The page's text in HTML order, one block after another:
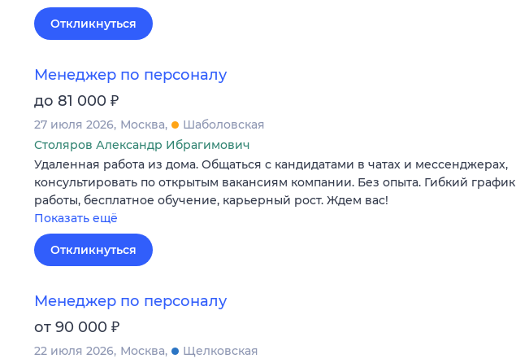
Откликнуться
Менеджер по персоналу
до 81 000 ₽
27 июля 2026 Москва
Шаболовская
Столяров Александр Ибрагимович
Удаленная работа из дома. Общаться с кандидатами в чатах и мессенджерах,
консультировать по открытым вакансиям компании. Без опыта. Гибкий график
работы, бесплатное обучение, карьерный рост. Ждем вас!
Показать ещё
Откликнуться
Менеджер по персоналу
от 90 000 ₽
22 июля 2026 Москва
Щелковская